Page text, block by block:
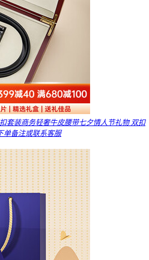
套装商务轻奢牛皮腰带七夕情人节礼物 双扣
单备注或联系客服